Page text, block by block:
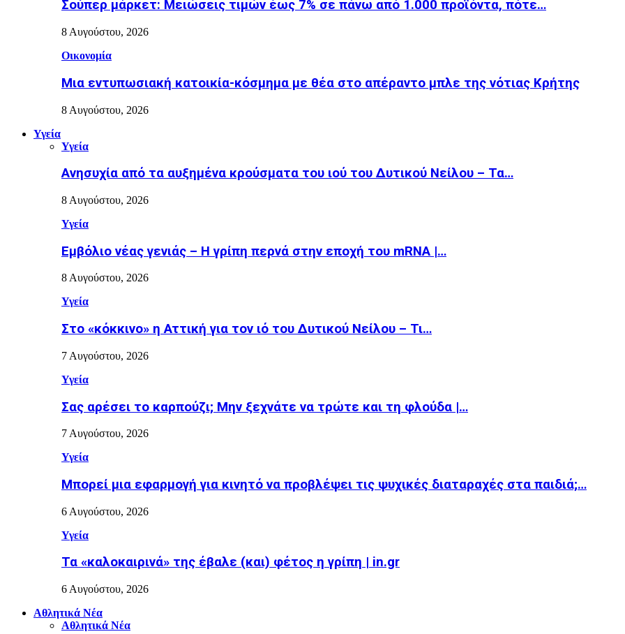
Σούπερ μάρκετ: Μειώσεις τιμών έως 7% σε πάνω από 1.000 προϊόντα, πότε…
8 Αυγούστου, 2026
Οικονομία
Μια εντυπωσιακή κατοικία-κόσμημα με θέα στο απέραντο μπλε της νότιας Κρήτης
8 Αυγούστου, 2026
Υγεία
Υγεία
Ανησυχία από τα αυξημένα κρούσματα του ιού του Δυτικού Νείλου – Τα…
8 Αυγούστου, 2026
Υγεία
Εµβόλιο νέας γενιάς – Η γρίπη περνά στην εποχή του mRNA |…
8 Αυγούστου, 2026
Υγεία
Στο «κόκκινο» η Αττική για τον ιό του Δυτικού Νείλου – Τι…
7 Αυγούστου, 2026
Υγεία
Σας αρέσει το καρπούζι; Μην ξεχνάτε να τρώτε και τη φλούδα |…
7 Αυγούστου, 2026
Υγεία
Μπορεί μια εφαρμογή για κινητό να προβλέψει τις ψυχικές διαταραχές στα παιδιά;…
6 Αυγούστου, 2026
Υγεία
Τα «καλοκαιρινά» της έβαλε (και) φέτος η γρίπη | in.gr
6 Αυγούστου, 2026
Αθλητικά Νέα
Αθλητικά Νέα